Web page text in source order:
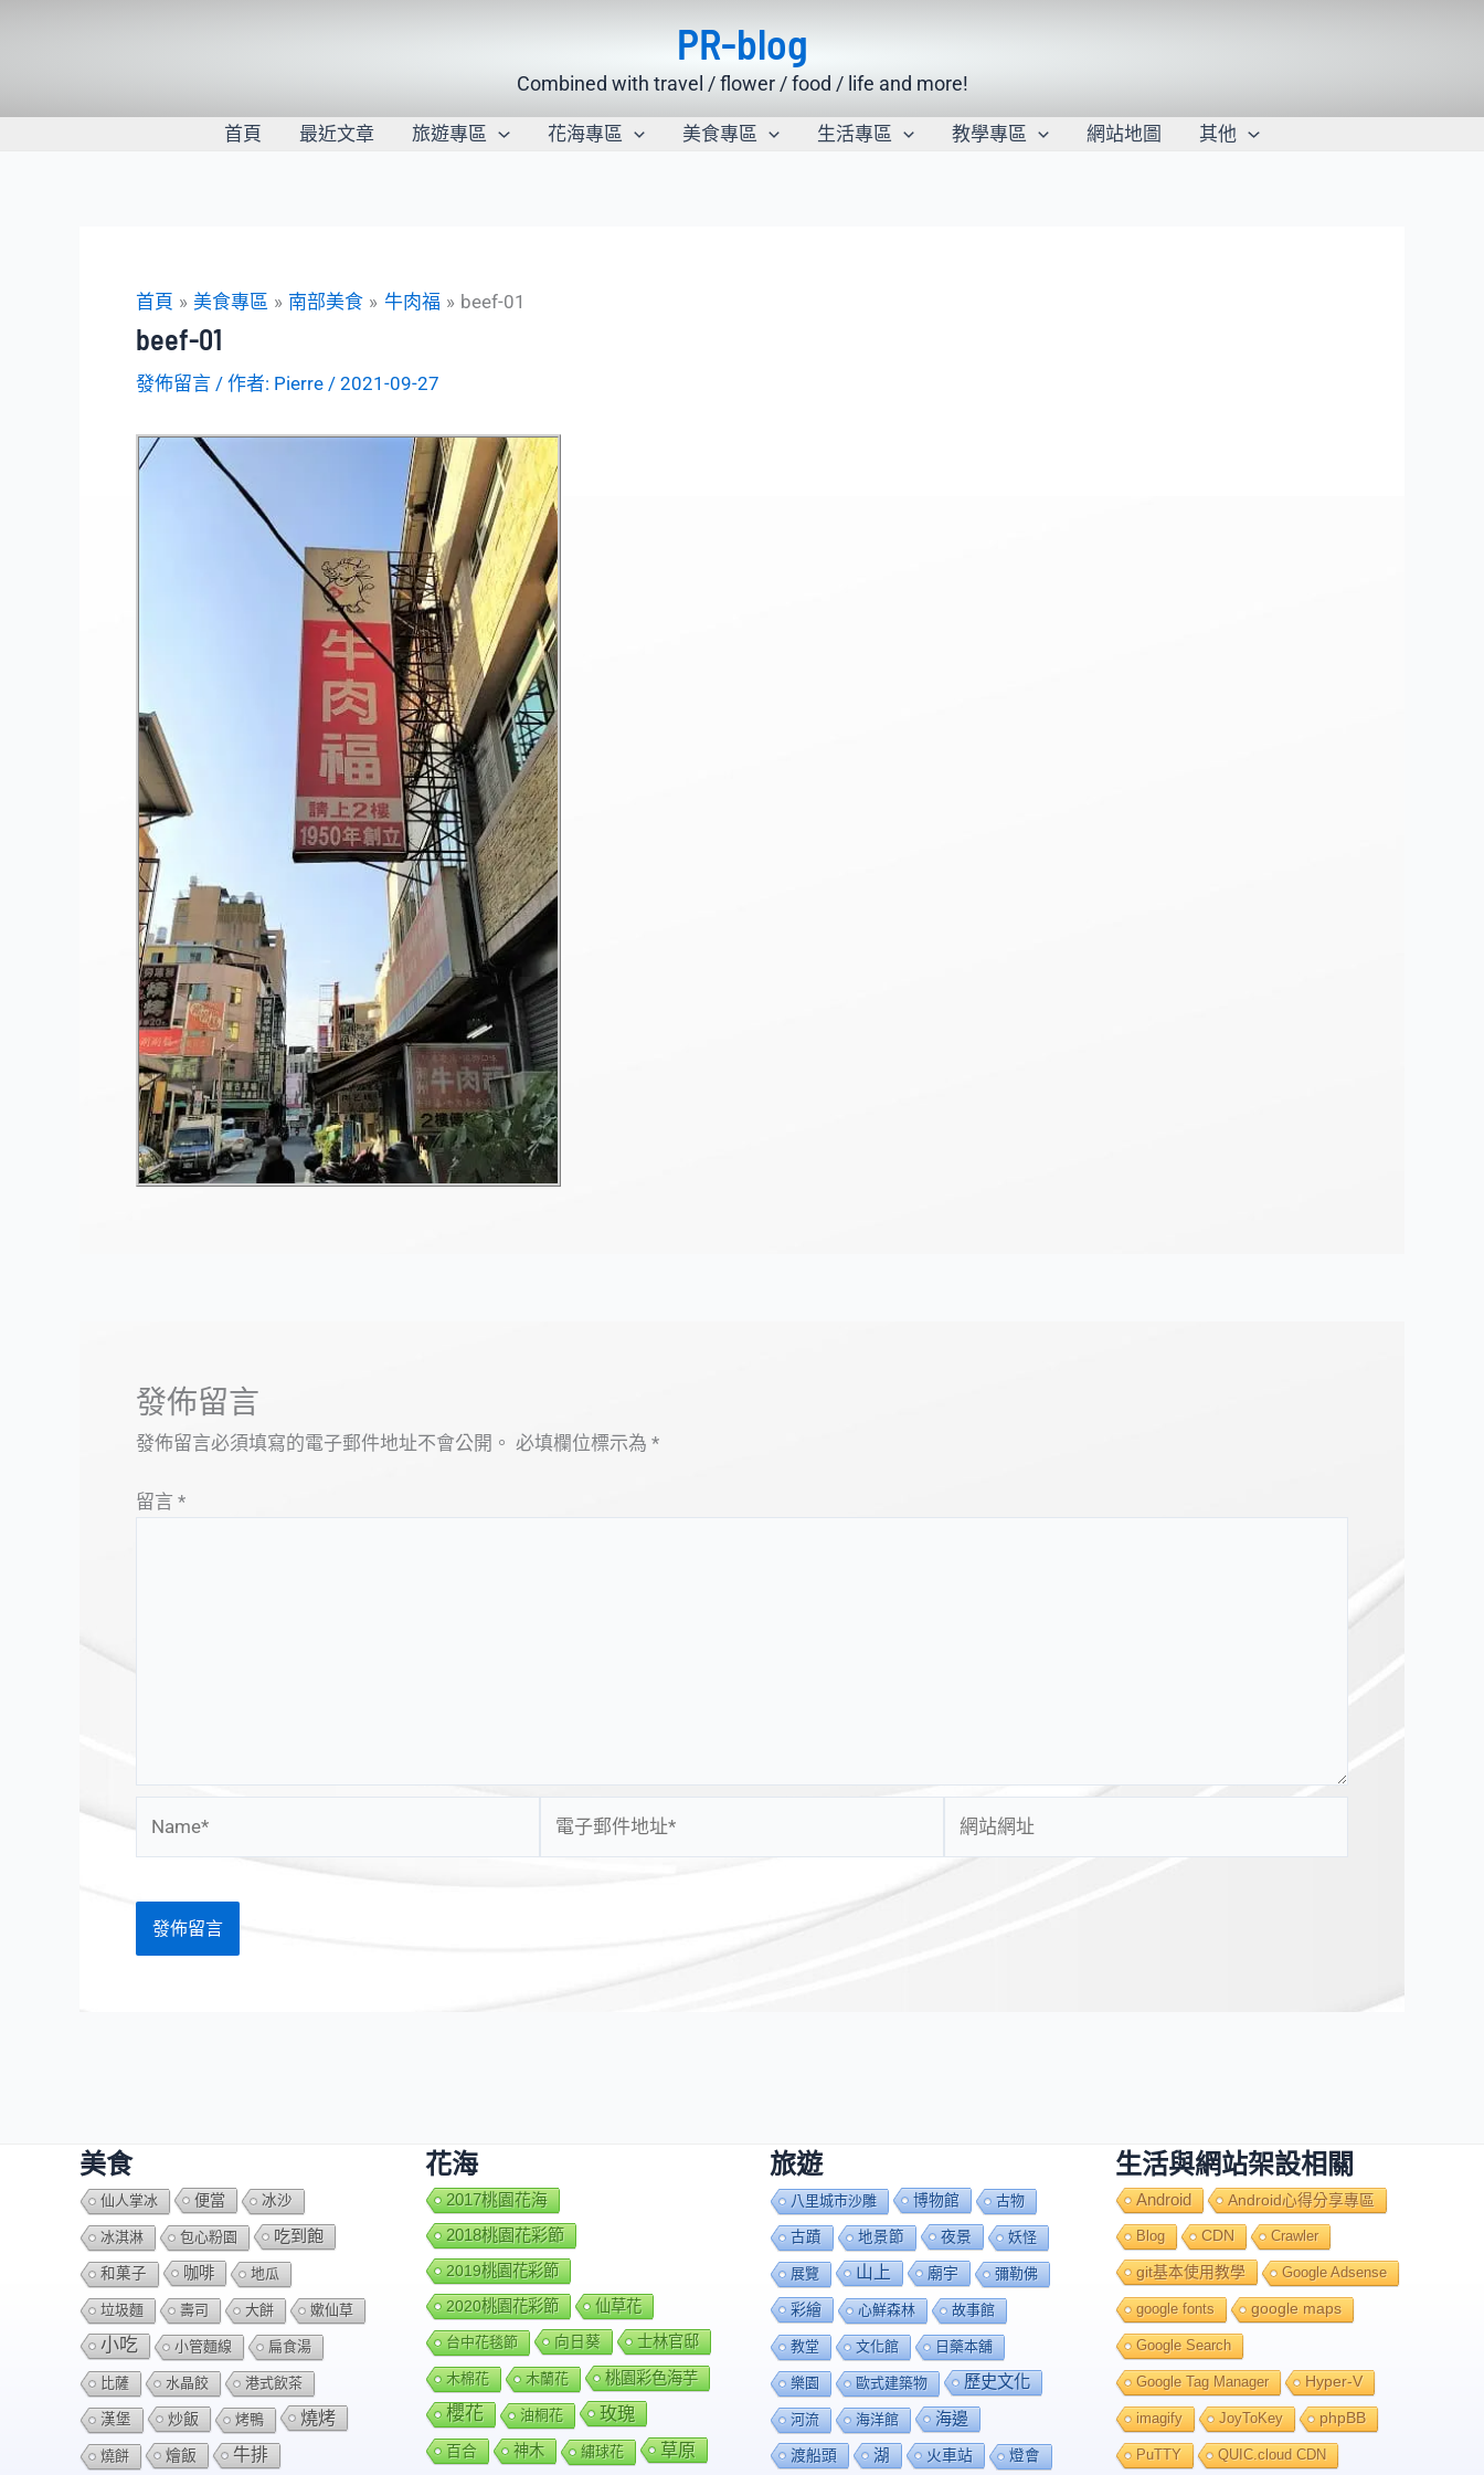
PR-blog
Combined with travel / flower / food / life and more!
首頁 最近文章 旅遊專區 花海專區 美食專區 生活專區 教學專區 網站地圖 其他
首頁 美食專區 南部美食 牛肉福 beef-01
beef-01
發佈留言 / 作者: Pierre / 2021-09-27
發佈留言
發佈留言必須填寫的電子郵件地址不會公開。 必填欄位標示為 *
留言 *
站
網
美食
仙人掌冰 便當 冰沙
冰淇淋 包心粉園 吃到飽
和菓子 咖啡 地瓜
垃圾麵 壽司 大餅 嫰仙草
小吃 小管麵線 扁食湯
比薩 水晶餃 港式飲茶
漢堡 炒飯 烤鴨 燒烤
燒餅 燴飯 牛排
花海
2017桃園花海
2018桃園花彩節
2019桃園花彩節
2020桃園花彩節
仙草花
台中花毯節 向日葵 士林官邸
木棉花 木蘭花 桃園彩色海芋
櫻花 油桐花 玫瑰
百合 神木 繡球花 草原
旅遊
八里城市沙雕 博物館 古物
古蹟 地景節 夜景 妖怪
展覽 山上 廟宇 彌勒佛
彩繪 心鮮森林 故事館
教堂 文化館 日藥本舖
樂園 歐式建築物 歷史文化
河流 海洋館 海邊
渡船頭 湖 火車站 燈會
生活與網站架設相關
Android Android心得分享專區
Blog CDN Crawler
git基本使用教學 Google Adsense
google fonts google maps
Google Search
Google Tag Manager Hyper-V
imagify JoyToKey phpBB
PuTTY QUIC.cloud CDN